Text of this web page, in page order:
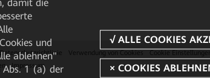
Datenschutzrichtlinie Verwendung von Cookies
Cookie Einstellungen
Impressum
damit die
und
ablehnen"
Abs. 1 (a) der